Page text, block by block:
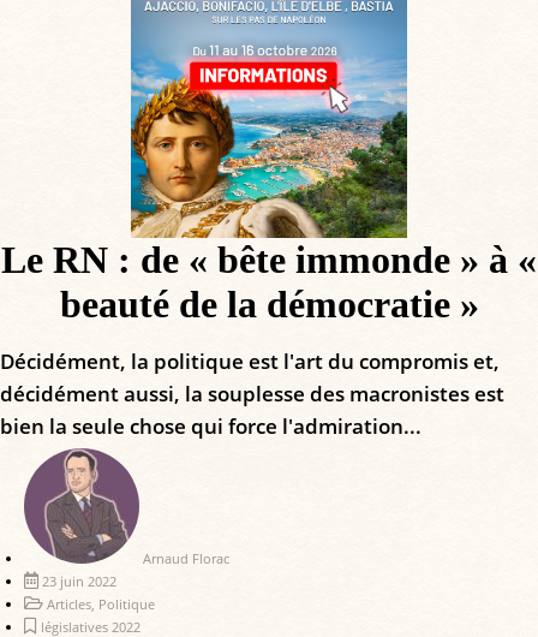
Le RN : de « bête immonde » à «
beauté de la démocratie »
Décidément, la politique est l'art du compromis et,
décidément aussi, la souplesse des macronistes est
bien la seule chose qui force l'admiration...
Arnaud Florac
23 juin 2022
Articles Politique
législatives 2022